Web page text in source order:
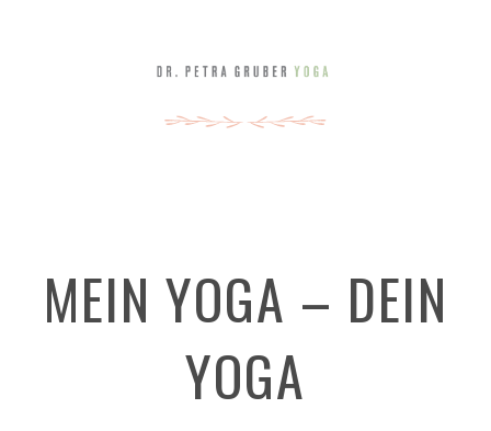
MEIN YOGA – DEIN
YOGA